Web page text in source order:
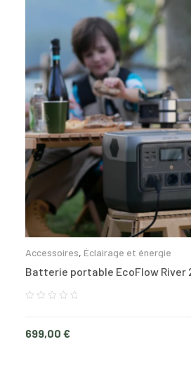
Accessoires, Éclairage et énergie
Batterie portable EcoFlow River
699,00 €